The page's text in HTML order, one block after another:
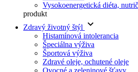
Vysokoenergetická diéta,
produkt
Zdravý životný štýl
keyboard_arrow_down
Histamínová intolerancia
Špeciálna výživa
Športová výživa
Zdravé oleje, ochutené oleje
Ovocné a zeleninové šťavy